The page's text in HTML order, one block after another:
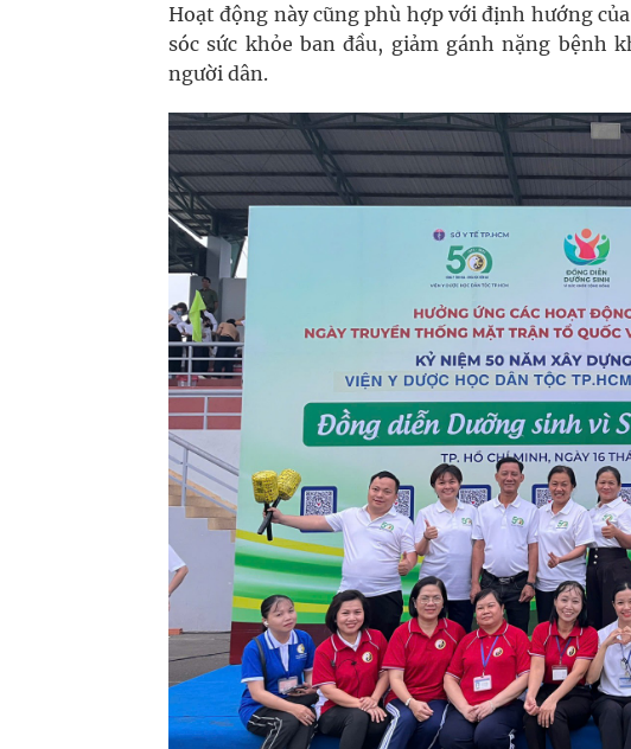
Hoạt động này cũng phù hợp với định hướng
sóc sức khỏe ban đầu, giảm gánh nặng bệnh
người dân.